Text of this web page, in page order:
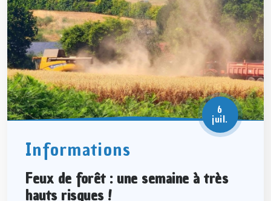
6
juil.
Informations
Feux de forêt : une semaine à très
hauts risques !